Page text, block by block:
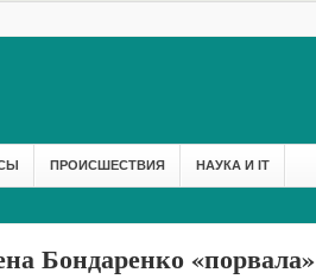
ПРОИСШЕСТВИЯ НАУКА И IT
Бондаренко «порвала»